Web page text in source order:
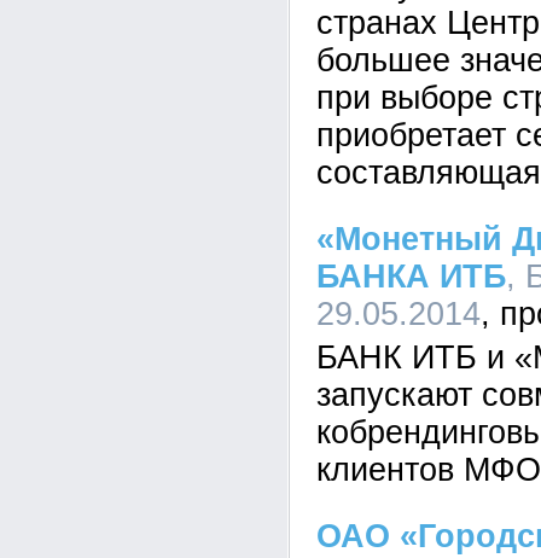
странах
большее
при выборе
приобретает
«Монетный
БАНКА ИТБ,
29.05.2014
БАНК ИТБ и
запускают
клиентов МФО
ОАО